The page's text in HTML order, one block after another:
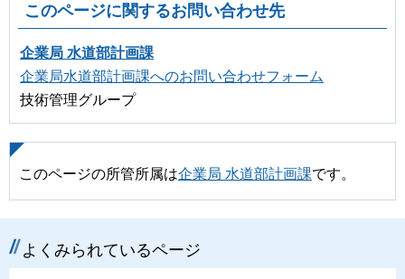
このページに関するお問い合わせ先
企業局 水道部計画課
企業局水道部計画課へのお問い合わせフォーム
技術管理グループ
このページの所管所属は企業局 水道部計画課です。
よくみられているページ